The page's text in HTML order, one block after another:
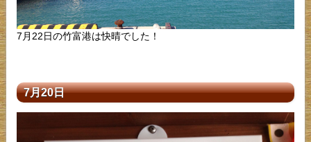
7月22日の竹富港は快晴でした！
7月20日